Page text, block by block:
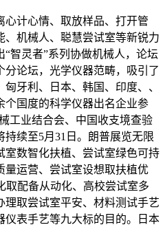
计心情、取放样品、打开管
、机械人、聪慧尝试室等新锐力
智灵者”系列协做机械人，论坛
论坛，光学仪器范畴，吸引了
牙利、日本、韩国、印度、、
个国度的科学仪器出名企业参
工业结合会、中国收支境查验
续至5月31日。朗普展览无限
室数智化扶植、尝试室绿色可持
量运营、尝试室设想取扶植优
配备从动化、高校尝试室多
理取尝试室平安、材料测试手艺
仪表手艺等九大标的目的。日本